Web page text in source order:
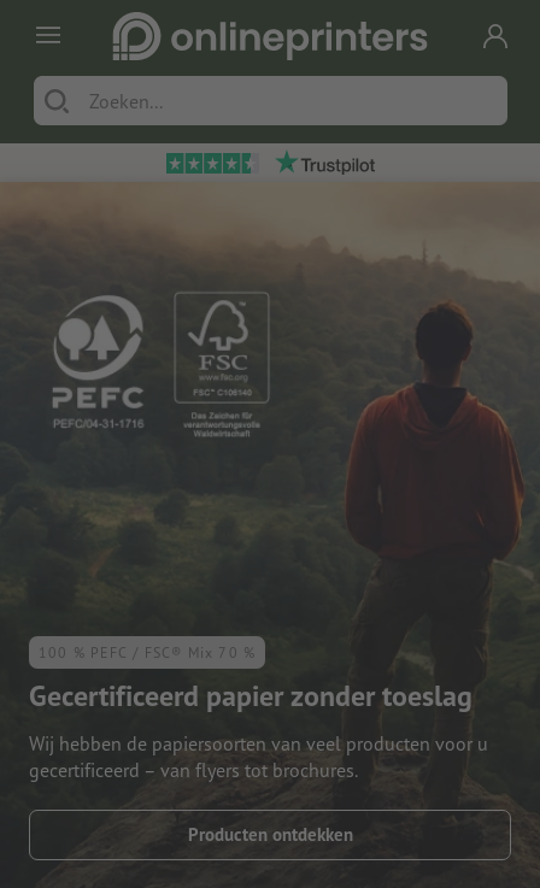
100 % PEFC / FSC® Mix 70 %
Gecertificeerd papier zonder toeslag
Wij hebben de papiersoorten van veel producten voor u
gecertificeerd – van flyers tot brochures.
Producten ontdekken